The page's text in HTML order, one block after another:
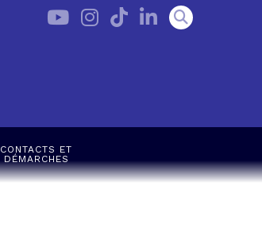
CONTACTS ET
DÉMARCHES